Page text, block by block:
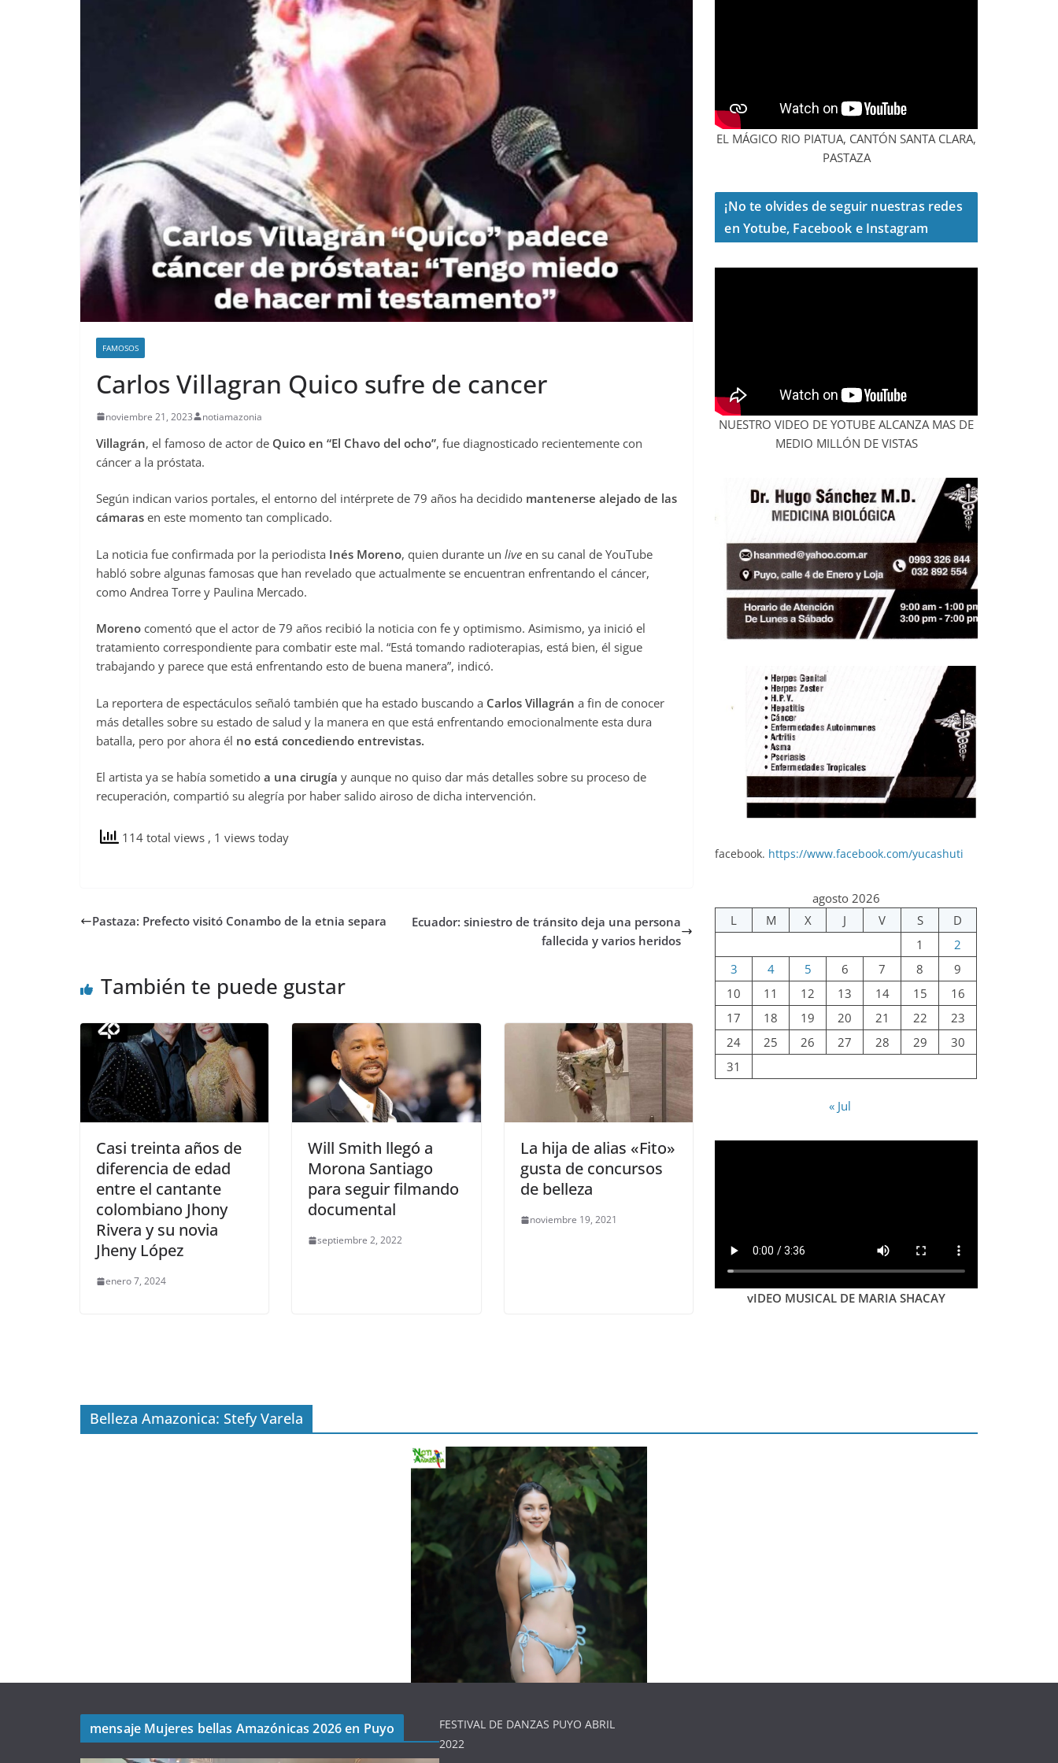
FAMOSOS
Carlos Villagran Quico sufre de cancer
noviembre 21, 2023 notiamazonia
Villagrán, el famoso de actor de Quico en “El Chavo del ocho”, fue diagnosticado recientemente con
cáncer a la próstata.
Según indican varios portales, el entorno del intérprete de 79 años ha decidido mantenerse alejado de las
cámaras en este momento tan complicado.
La noticia fue confirmada por la periodista Inés Moreno, quien durante un live en su canal de YouTube
habló sobre algunas famosas que han revelado que actualmente se encuentran enfrentando el cáncer,
como Andrea Torre y Paulina Mercado.
Moreno comentó que el actor de 79 años recibió la noticia con fe y optimismo. Asimismo, ya inició el
tratamiento correspondiente para combatir este mal. “Está tomando radioterapias, está bien, él sigue
trabajando y parece que está enfrentando esto de buena manera”, indicó.
La reportera de espectáculos señaló también que ha estado buscando a Carlos Villagrán a fin de conocer
más detalles sobre su estado de salud y la manera en que está enfrentando emocionalmente esta dura
batalla, pero por ahora él no está concediendo entrevistas.
El artista ya se había sometido a una cirugía y aunque no quiso dar más detalles sobre su proceso de
recuperación, compartió su alegría por haber salido airoso de dicha intervención.
114 total views , 1 views today
Pastaza: Prefecto visitó Conambo de la etnia separa
Ecuador: siniestro de tránsito deja una persona
fallecida y varios heridos
También te puede gustar
Casi treinta años de
diferencia de edad
entre el cantante
colombiano Jhony
Rivera y su novia
Jheny López
enero 7, 2024
Will Smith llegó a
Morona Santiago
para seguir filmando
documental
septiembre 2, 2022
La hija de alias «Fito»
gusta de concursos
de belleza
noviembre 19, 2021
EL MÁGICO RIO PIATUA, CANTÓN SANTA CLARA,
PASTAZA
¡No te olvides de seguir nuestras redes
en Yotube, Facebook e Instagram
NUESTRO VIDEO DE YOTUBE ALCANZA MAS DE
MEDIO MILLÓN DE VISTAS
facebook. https://www.facebook.com/yucashuti
agosto 2026
L
M X J V S
D
1
2
3
4 5 6 7 8
9
10
11 12 13 14 15
16
17
18 19 20 21 22
23
24
25 26 27 28 29
30
31
« Jul
vIDEO MUSICAL DE MARIA SHACAY
Belleza Amazonica: Stefy Varela
mensaje Mujeres bellas Amazónicas 2026 en Puyo
FESTIVAL DE DANZAS PUYO ABRIL
2022